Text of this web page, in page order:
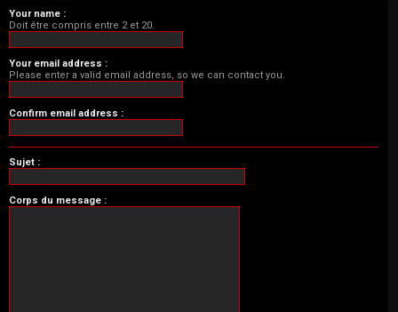
Your name :
Doit être compris entre 2 et 20.
Your email address :
Please enter a valid email address, so we can contact you.
Confirm email address :
Sujet :
Corps du message :